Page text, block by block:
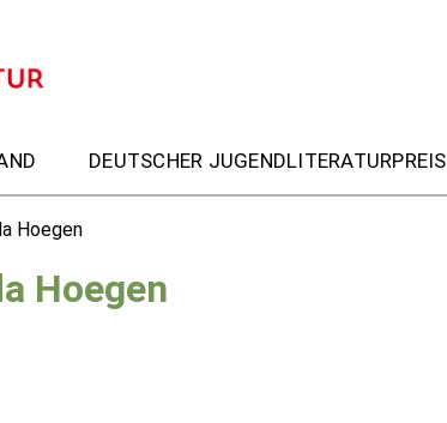
DEUTSCHER JUGENDLITERATURPREIS
Hoegen
Hoegen